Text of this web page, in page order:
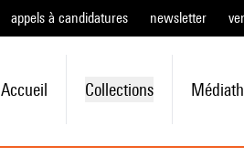
appels à candidatures newsletter
Accueil Collections